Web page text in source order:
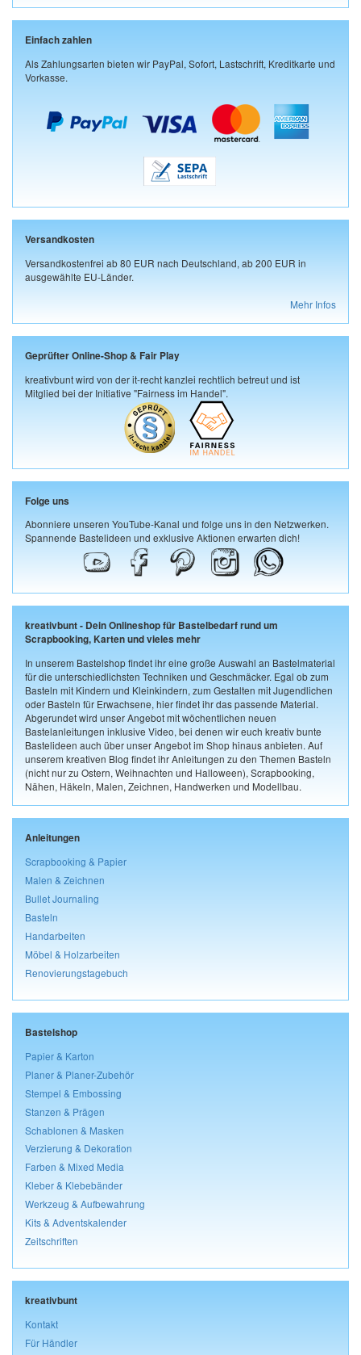
Einfach zahlen
Als Zahlungsarten bieten wir PayPal, Sofort, Lastschrift, Kreditkarte und
Vorkasse.
Versandkosten
Versandkostenfrei ab 80 EUR nach Deutschland, ab 200 EUR in
ausgewählte EU-Länder.
Mehr Infos
Geprüfter Online-Shop & Fair Play
kreativbunt wird von der it-recht kanzlei rechtlich betreut und ist
Mitglied bei der Initiative "Fairness im Handel".
Folge uns
Abonniere unseren YouTube-Kanal und folge uns in den Netzwerken.
Spannende Bastelideen und exklusive Aktionen erwarten dich!
kreativbunt - Dein Onlineshop für Bastelbedarf rund um
Scrapbooking, Karten und vieles mehr
In unserem Bastelshop findet ihr eine große Auswahl an Bastelmaterial
für die unterschiedlichsten Techniken und Geschmäcker. Egal ob zum
Basteln mit Kindern und Kleinkindern, zum Gestalten mit Jugendlichen
oder Basteln für Erwachsene, hier findet ihr das passende Material.
Abgerundet wird unser Angebot mit wöchentlichen neuen
Bastelanleitungen inklusive Video, bei denen wir euch kreativ bunte
Bastelideen auch über unser Angebot im Shop hinaus anbieten. Auf
unserem kreativen Blog findet ihr Anleitungen zu den Themen Basteln
(nicht nur zu Ostern, Weihnachten und Halloween), Scrapbooking,
Nähen, Häkeln, Malen, Zeichnen, Handwerken und Modellbau.
Anleitungen
Scrapbooking & Papier
Malen & Zeichnen
Bullet Journaling
Basteln
Handarbeiten
Möbel & Holzarbeiten
Renovierungstagebuch
Bastelshop
Papier & Karton
Planer & Planer-Zubehör
Stempel & Embossing
Stanzen & Prägen
Schablonen & Masken
Verzierung & Dekoration
Farben & Mixed Media
Kleber & Klebebänder
Werkzeug & Aufbewahrung
Kits & Adventskalender
Zeitschriften
kreativbunt
Kontakt
Für Händler